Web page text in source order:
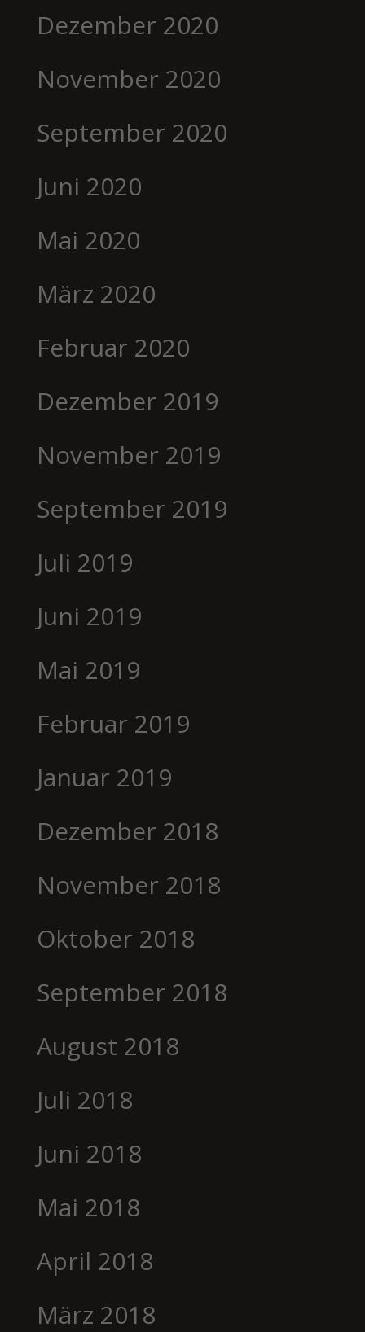
Dezember 2020
November 2020
September 2020
Juni 2020
Mai 2020
März 2020
Februar 2020
Dezember 2019
November 2019
September 2019
Juli 2019
Juni 2019
Mai 2019
Februar 2019
Januar 2019
Dezember 2018
November 2018
Oktober 2018
September 2018
August 2018
Juli 2018
Juni 2018
Mai 2018
April 2018
März 2018